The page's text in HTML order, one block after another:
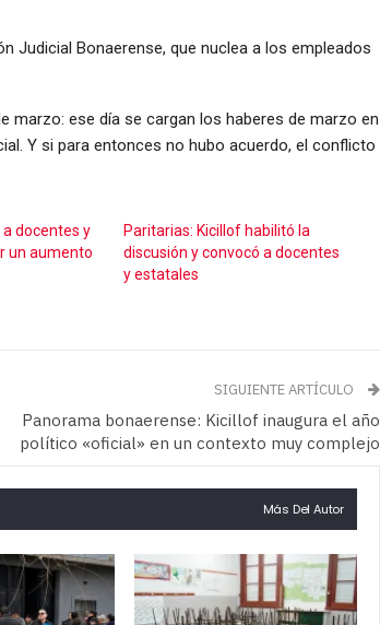
Judicial Bonaerense, que nuclea a los empleados
marzo: ese día se cargan los haberes de marzo en
Y si para entonces no hubo acuerdo, el conflicto
a docentes y
un aumento
Paritarias: Kicillof habilitó la
discusión y convocó a docentes
y estatales
SIGUIENTE ARTÍCULO
Panorama bonaerense: Kicillof inaugura el año
político «oficial» en un contexto muy complejo
Más Del Autor